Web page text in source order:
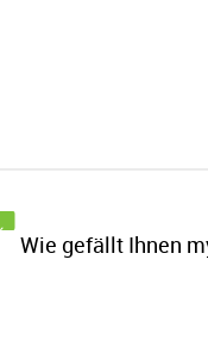
Wie gefällt Ihnen